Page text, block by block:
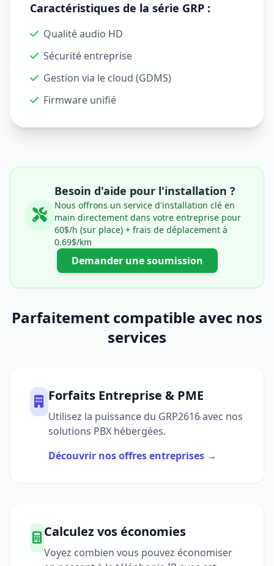
Caractéristiques de la série GRP :
Qualité audio HD
Sécurité entreprise
Gestion via le cloud (GDMS)
Firmware unifié
Besoin d'aide pour l'installation ?
Nous offrons un service d'installation clé en
main directement dans votre entreprise pour
60$/h (sur place) + frais de déplacement à
0.69$/km
Demander une soumission
Parfaitement compatible avec nos
services
Forfaits Entreprise & PME
Utilisez la puissance du GRP2616 avec nos
solutions PBX hébergées.
Découvrir nos offres entreprises →
Calculez vos économies
Voyez combien vous pouvez économiser